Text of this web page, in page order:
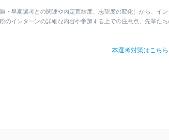
・早期選考との関連や内定直結度、志望度の変化）から、イ
のインターンの詳細な内容や参加する上での注意点、先輩た
本選考対策はこち